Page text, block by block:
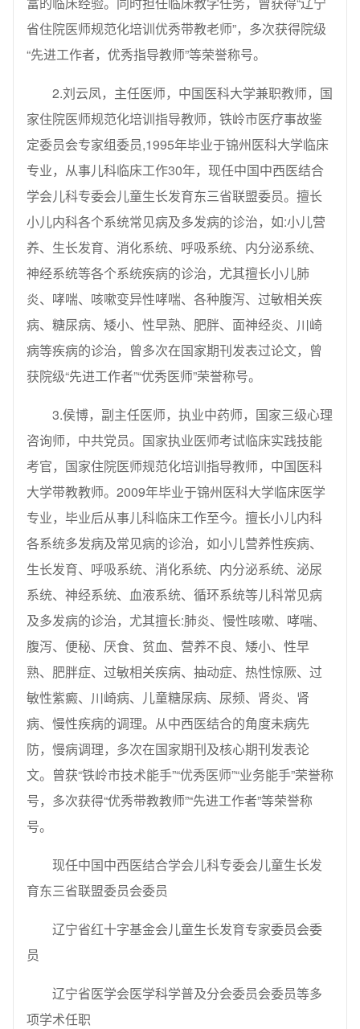
省住院医师规范化培训优秀带教老师”，多次获得院级
“先进工作者，优秀指导教师”等荣誉称号。
2.刘云凤，主任医师，中国医科大学兼职教师，国
家住院医师规范化培训指导教师，铁岭市医疗事故鉴
定委员会专家组委员,1995年毕业于锦州医科大学临床
专业，从事儿科临床工作30年，现任中国中西医结合
学会儿科专委会儿童生长发育东三省联盟委员。擅长
小儿内科各个系统常见病及多发病的诊治，如:小儿营
养、生长发育、消化系统、呼吸系统、内分泌系统、
神经系统等各个系统疾病的诊治，尤其擅长小儿肺
炎、哮喘、咳嗽变异性哮喘、各种腹泻、过敏相关疾
病、糖尿病、矮小、性早熟、肥胖、面神经炎、川崎
病等疾病的诊治，曾多次在国家期刊发表过论文，曾
获院级“先进工作者”“优秀医师”荣誉称号。
3.侯博，副主任医师，执业中药师，国家三级心理
咨询师，中共党员。国家执业医师考试临床实践技能
考官，国家住院医师规范化培训指导教师，中国医科
大学带教教师。2009年毕业于锦州医科大学临床医学
专业，毕业后从事儿科临床工作至今。擅长小儿内科
各系统多发病及常见病的诊治，如小儿营养性疾病、
生长发育、呼吸系统、消化系统、内分泌系统、泌尿
系统、神经系统、血液系统、循环系统等儿科常见病
及多发病的诊治，尤其擅长:肺炎、慢性咳嗽、哮喘、
腹泻、便秘、厌食、贫血、营养不良、矮小、性早
熟、肥胖症、过敏相关疾病、抽动症、热性惊厥、过
敏性紫癜、川崎病、儿童糖尿病、尿频、肾炎、肾
病、慢性疾病的调理。从中西医结合的角度未病先
防，慢病调理，多次在国家期刊及核心期刊发表论
文。曾获“铁岭市技术能手”“优秀医师”“业务能手”荣誉称
号，多次获得“优秀带教教师”“先进工作者”等荣誉称
号。
现任中国中西医结合学会儿科专委会儿童生长发
育东三省联盟委员会委员
辽宁省红十字基金会儿童生长发育专家委员会委
员
辽宁省医学会医学科学普及分会委员会委员等多
项学术任职